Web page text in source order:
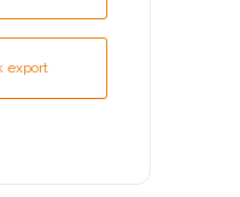
export